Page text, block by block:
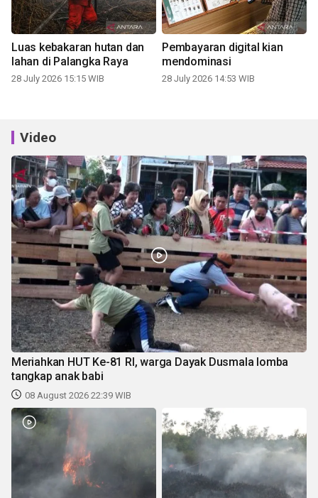
Luas kebakaran hutan dan
lahan di Palangka Raya
28 July 2026 15:15 WIB
Pembayaran digital kian
mendominasi
28 July 2026 14:53 WIB
Video
Meriahkan HUT Ke-81 RI, warga Dayak Dusmala lomba
tangkap anak babi
08 August 2026 22:39 WIB